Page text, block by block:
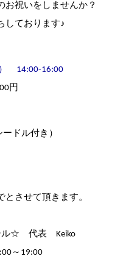
お祝いをしませんか？
しております♪
14:00-16:00
円
ル付き）
させて頂きます。
ル☆ 代表 Keiko
～19:00